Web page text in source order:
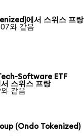
에서 스위스 프랑
와 같음
Software ETF
스위스 프랑
같음
(Ondo Tokenized)